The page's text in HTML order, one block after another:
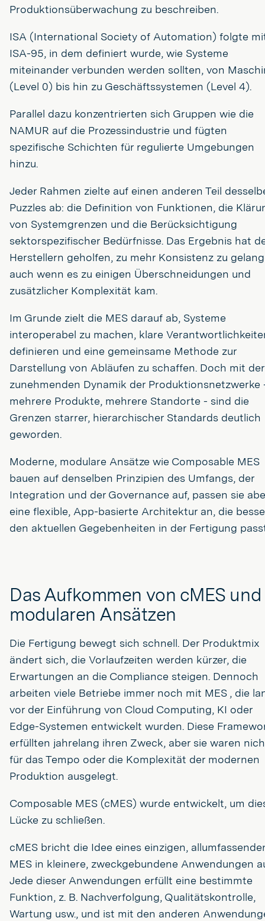
Produktionsüberwachung zu beschreiben.
ISA (International Society of Automation) folgte
ISA-95, in dem definiert wurde, wie Systeme
miteinander verbunden werden sollten, von
(Level 0) bis hin zu Geschäftssystemen (Level 4).
Parallel dazu konzentrierten sich Gruppen wie die
NAMUR auf die Prozessindustrie und fügten
spezifische Schichten für regulierte Umgebungen
hinzu.
Jeder Rahmen zielte auf einen anderen Teil
Puzzles ab: die Definition von Funktionen, die
von Systemgrenzen und die Berücksichtigung
sektorspezifischer Bedürfnisse. Das Ergebnis hat
Herstellern geholfen, zu mehr Konsistenz zu
auch wenn es zu einigen Überschneidungen und
zusätzlicher Komplexität kam.
Im Grunde zielt die MES darauf ab, Systeme
interoperabel zu machen, klare
definieren und eine gemeinsame Methode zur
Darstellung von Abläufen zu schaffen. Doch mit der
zunehmenden Dynamik der Produktionsnetzwerke
mehrere Produkte, mehrere Standorte - sind die
Grenzen starrer, hierarchischer Standards deutlich
geworden.
Moderne, modulare Ansätze wie Composable MES
bauen auf denselben Prinzipien des Umfangs, der
Integration und der Governance auf, passen sie
eine flexible, App-basierte Architektur an, die
den aktuellen Gegebenheiten in der Fertigung
Das Aufkommen von cMES und
modularen Ansätzen
Die Fertigung bewegt sich schnell. Der Produktmix
ändert sich, die Vorlaufzeiten werden kürzer, die
Erwartungen an die Compliance steigen. Dennoch
arbeiten viele Betriebe immer noch mit MES , die
vor der Einführung von Cloud Computing, KI oder
Edge-Systemen entwickelt wurden. Diese
erfüllten jahrelang ihren Zweck, aber sie waren
für das Tempo oder die Komplexität der modernen
Produktion ausgelegt.
Composable MES (cMES) wurde entwickelt, um
Lücke zu schließen.
cMES bricht die Idee eines einzigen,
MES in kleinere, zweckgebundene Anwendungen
Jede dieser Anwendungen erfüllt eine bestimmte
Funktion, z. B. Nachverfolgung, Qualitätskontrolle,
Wartung usw., und ist mit den anderen